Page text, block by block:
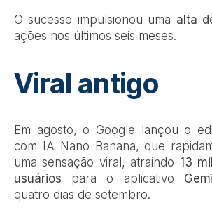
O sucesso impulsionou uma alta
ações nos últimos seis meses.
Viral antigo
Em agosto, o Google lançou o
com IA Nano Banana, que
uma sensação viral, atraindo 13
usuários para o aplicativo
quatro dias de setembro.